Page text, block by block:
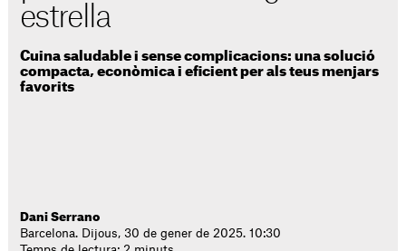
estrella
Cuina saludable i sense complicacions: una solució
compacta, econòmica i eficient per als teus menjars
favorits
Dani Serrano
Barcelona. Dijous, 30 de gener de 2025. 10:30